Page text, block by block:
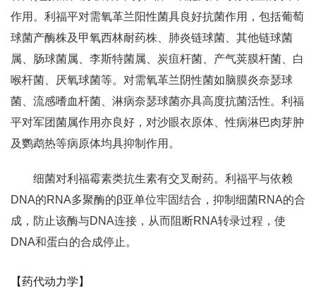
作用。利福平对需氧革兰阳性菌具良好抗菌作用，包括葡萄
球菌产酶株及甲氧西林耐药株、肺炎链球菌、其他链球菌
属、肠球菌属、李斯特菌属、炭疽杆菌、产气荚膜杆菌、白
喉杆菌、厌氧球菌等。对需氧革兰阴性菌如脑膜炎奈瑟球
菌、流感嗜血杆菌、淋病奈瑟球菌亦具高度抗菌活性。利福
平对军团菌属作用亦良好，对沙眼衣原体、性病淋巴肉芽肿
及鹦鹉热等病原体均具抑制作用。
细菌对利福霉素类抗生素有交叉耐药。利福平与依赖
DNA的RNA多聚酶的β亚单位牢固结合，抑制细菌RNA的合
成，防止该酶与DNA连接，从而阻断RNA转录过程，使
DNA和蛋白的合成停止。
【药代动力学】